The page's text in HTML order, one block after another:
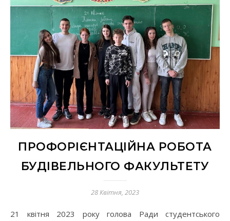
ПРОФОРІЄНТАЦІЙНА РОБОТА
БУДІВЕЛЬНОГО ФАКУЛЬТЕТУ
28 Квітня, 2023
21 квітня 2023 року голова Ради студентського